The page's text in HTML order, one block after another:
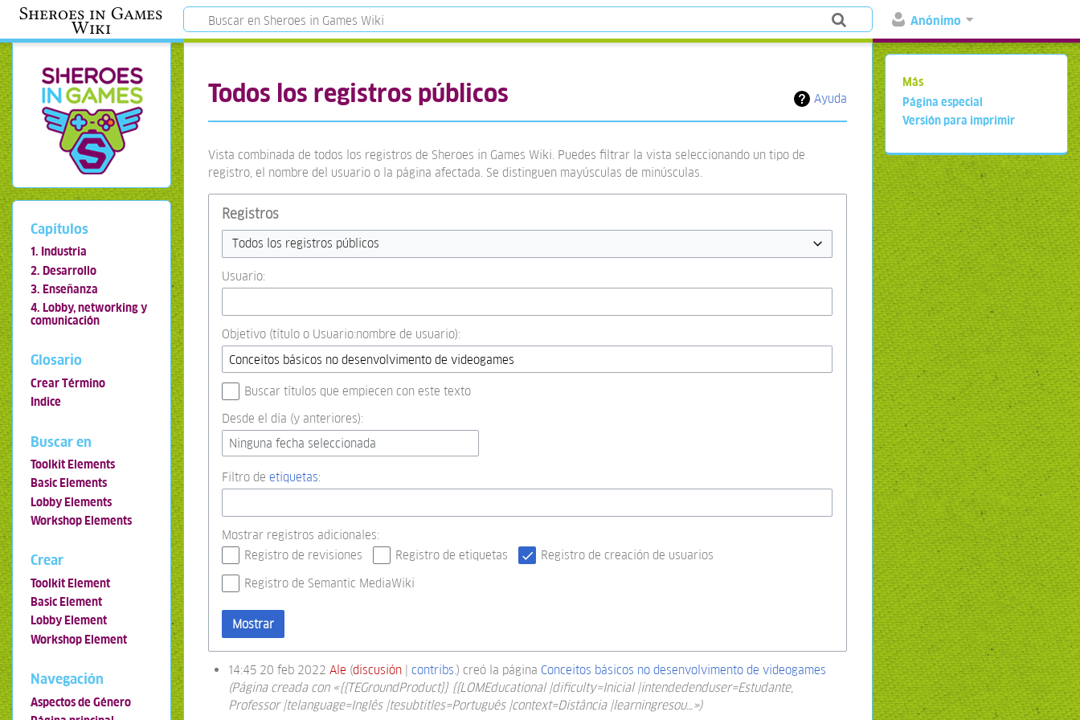
Anónimo
Sheroes in Games
Wiki
Ayuda
Todos los registros públicos
Vista combinada de todos los registros de Sheroes in Games Wiki. Puedes filtrar la vista seleccionando un tipo de
registro, el nombre del usuario o la página afectada. Se distinguen mayúsculas de minúsculas.
Registros
Todos los registros públicos
Usuario:
Objetivo (título o Usuario:nombre de usuario):
Buscar títulos que empiecen con este texto
Desde el día (y anteriores):
Ninguna fecha seleccionada
Filtro deetiquetas:
Mostrar registros adicionales:
Registro de revisiones
Registro de etiquetas
Registro de creación de usuarios
Registro de Semantic MediaWiki
Mostrar
14:45 20 feb 2022 Ale discusión contribs. creó la página Conceitos básicos no desenvolvimento de videogames
(Página creada con «{{TEGroundProduct}} {{LOMEducational |dificulty=Inicial |intendedenduser=Estudante,
Professor |telanguage=Inglês |tesubtitles=Português |context=Distância |learningresou…»)
Capítulos
1. Industria
2. Desarrollo
3. Enseñanza
4. Lobby, networking y
comunicación
Glosario
Crear Término
Indice
Buscar en
Toolkit Elements
Basic Elements
Lobby Elements
Workshop Elements
Crear
Toolkit Element
Basic Element
Lobby Element
Workshop Element
Navegación
Aspectos de Género
Más
Página especial
Versión para imprimir